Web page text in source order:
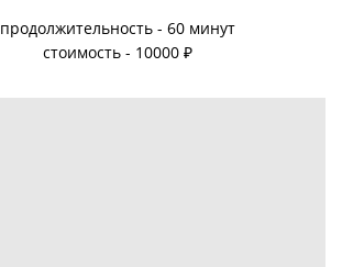
продолжительность - 60 минут
стоимость - 10000 ₽